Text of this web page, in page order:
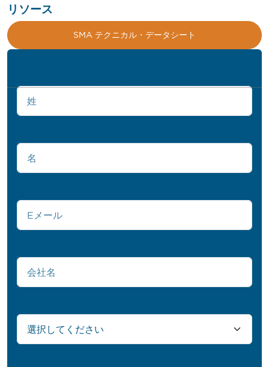
リソース
SMA テクニカル・データシート